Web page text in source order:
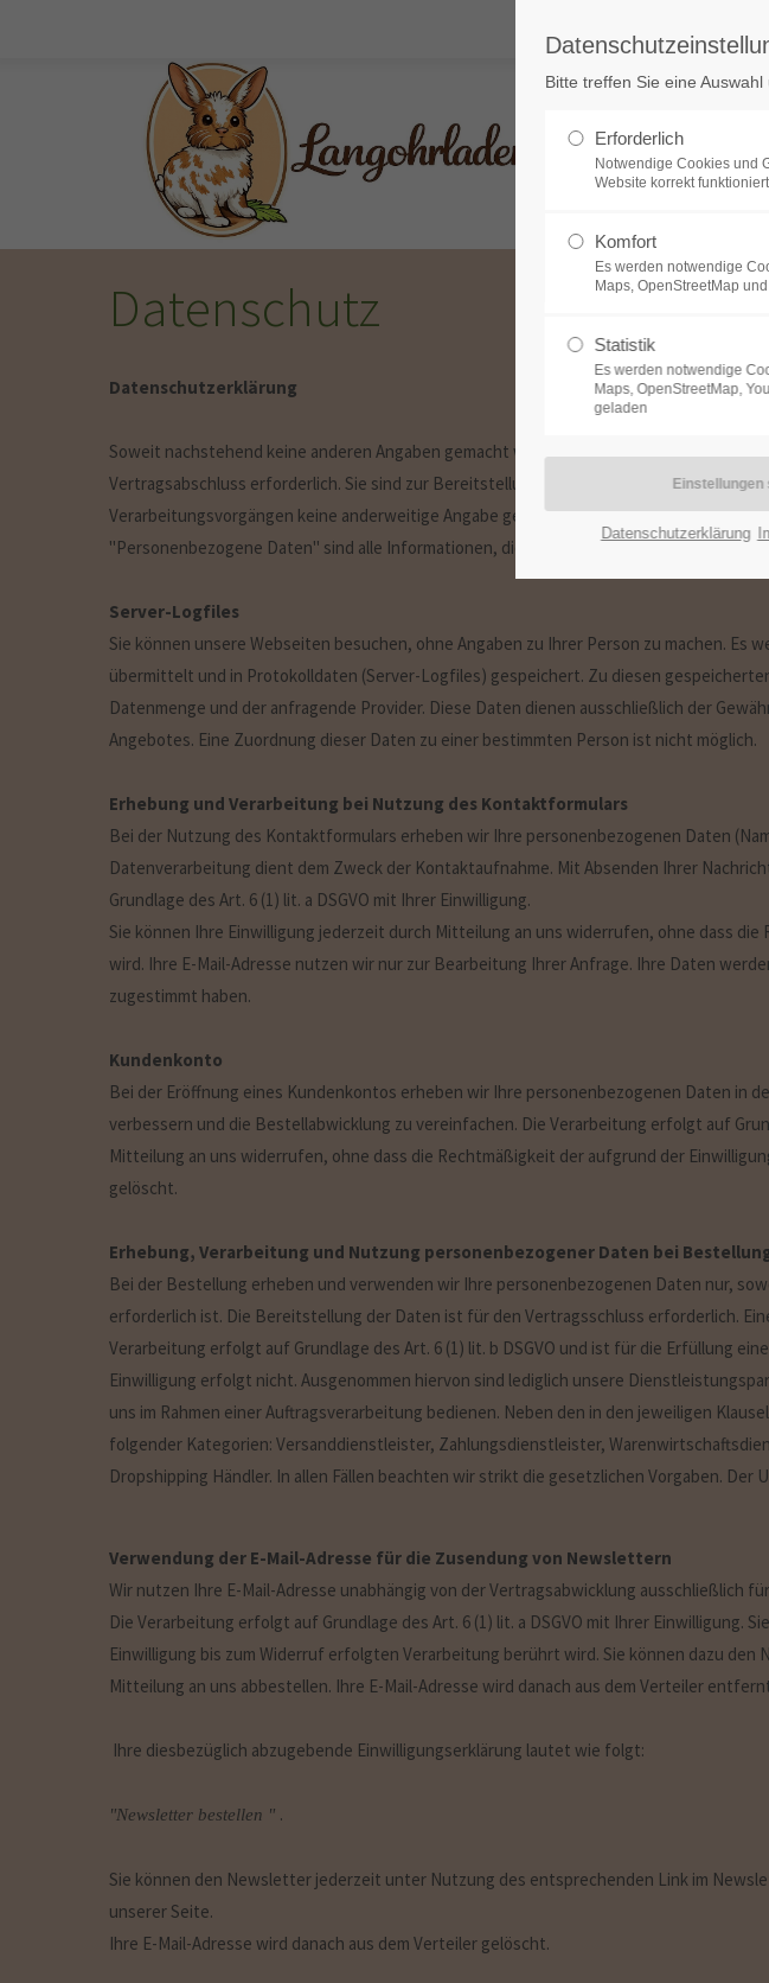
Der Eintrag "offcanvas-col1" existiert
leider nicht.
Der Eintrag "offcanvas-col2" existiert
leider nicht.
Datenschutz
Datenschutzerklärung
Soweit nachstehend keine anderen Angaben gemacht werden, ist die Bereitstellung
Vertragsabschluss erforderlich. Sie sind zur Bereitstellung der Daten nicht
Verarbeitungsvorgängen keine anderweitige Angabe gemacht wird.
"Personenbezogene Daten" sind alle Informationen, die sich auf eine identifizierte
Server-Logfiles
Sie können unsere Webseiten besuchen, ohne Angaben zu Ihrer Person zu machen.
übermittelt und in Protokolldaten (Server-Logfiles) gespeichert. Zu diesen
Datenmenge und der anfragende Provider. Diese Daten dienen ausschließlich der
Angebotes. Eine Zuordnung dieser Daten zu einer bestimmten Person ist nicht möglich.
Erhebung und Verarbeitung bei Nutzung des Kontaktformulars
Bei der Nutzung des Kontaktformulars erheben wir Ihre personenbezogenen Daten
Datenverarbeitung dient dem Zweck der Kontaktaufnahme. Mit Absenden Ihrer
Grundlage des Art. 6 (1) lit. a DSGVO mit Ihrer Einwilligung.
Sie können Ihre Einwilligung jederzeit durch Mitteilung an uns widerrufen, ohne dass
wird. Ihre E-Mail-Adresse nutzen wir nur zur Bearbeitung Ihrer Anfrage. Ihre Daten
zugestimmt haben.
Kundenkonto
Bei der Eröffnung eines Kundenkontos erheben wir Ihre personenbezogenen Daten in
verbessern und die Bestellabwicklung zu vereinfachen. Die Verarbeitung erfolgt auf
Mitteilung an uns widerrufen, ohne dass die Rechtmäßigkeit der aufgrund der
gelöscht.
Erhebung, Verarbeitung und Nutzung personenbezogener Daten bei
Bei der Bestellung erheben und verwenden wir Ihre personenbezogenen Daten nur,
erforderlich ist. Die Bereitstellung der Daten ist für den Vertragsschluss erforderlich.
Verarbeitung erfolgt auf Grundlage des Art. 6 (1) lit. b DSGVO und ist für die Erfüllung
Einwilligung erfolgt nicht. Ausgenommen hiervon sind lediglich unsere
uns im Rahmen einer Auftragsverarbeitung bedienen. Neben den in den jeweiligen
folgender Kategorien: Versanddienstleister, Zahlungsdienstleister,
Dropshipping Händler. In allen Fällen beachten wir strikt die gesetzlichen Vorgaben.
Verwendung der E-Mail-Adresse für die Zusendung von Newslettern
Wir nutzen Ihre E-Mail-Adresse unabhängig von der Vertragsabwicklung ausschließlich
Die Verarbeitung erfolgt auf Grundlage des Art. 6 (1) lit. a DSGVO mit Ihrer
Einwilligung bis zum Widerruf erfolgten Verarbeitung berührt wird. Sie können dazu
Mitteilung an uns abbestellen. Ihre E-Mail-Adresse wird danach aus dem Verteiler
Ihre diesbezüglich abzugebende Einwilligungserklärung lautet wie folgt:
"Newsletter bestellen " .
Sie können den Newsletter jederzeit unter Nutzung des entsprechenden Link im
unserer Seite.
Ihre E-Mail-Adresse wird danach aus dem Verteiler gelöscht.
Bitte treffen Sie eine
Erforderlich
Notwendige Cookies und
Website korrekt funktioniert
Komfort
Es werden notwendige
Maps, OpenStreetMap
Statistik
Es werden notwendige
Maps, OpenStreetMap,
geladen
Datenschutzerklärung